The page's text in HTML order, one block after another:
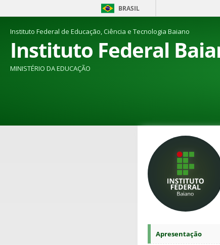
BRASIL
Instituto Federal de Educação, Ciência e Tecnologia Baiano
Instituto Federal
MINISTÉRIO DA EDUCAÇÃO
Apresentação